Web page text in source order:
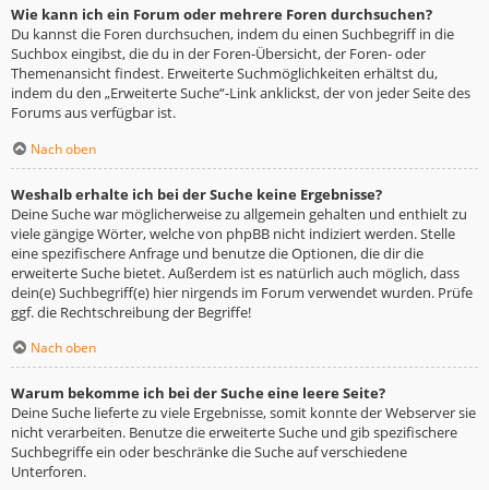
Wie kann ich ein Forum oder mehrere Foren durchsuchen?
Du kannst die Foren durchsuchen, indem du einen Suchbegriff in die
Suchbox eingibst, die du in der Foren-Übersicht, der Foren- oder
Themenansicht findest. Erweiterte Suchmöglichkeiten erhältst du,
indem du den „Erweiterte Suche“-Link anklickst, der von jeder Seite des
Forums aus verfügbar ist.
Nach oben
Weshalb erhalte ich bei der Suche keine Ergebnisse?
Deine Suche war möglicherweise zu allgemein gehalten und enthielt zu
viele gängige Wörter, welche von phpBB nicht indiziert werden. Stelle
eine spezifischere Anfrage und benutze die Optionen, die dir die
erweiterte Suche bietet. Außerdem ist es natürlich auch möglich, dass
dein(e) Suchbegriff(e) hier nirgends im Forum verwendet wurden. Prüfe
ggf. die Rechtschreibung der Begriffe!
Nach oben
Warum bekomme ich bei der Suche eine leere Seite?
Deine Suche lieferte zu viele Ergebnisse, somit konnte der Webserver sie
nicht verarbeiten. Benutze die erweiterte Suche und gib spezifischere
Suchbegriffe ein oder beschränke die Suche auf verschiedene
Unterforen.